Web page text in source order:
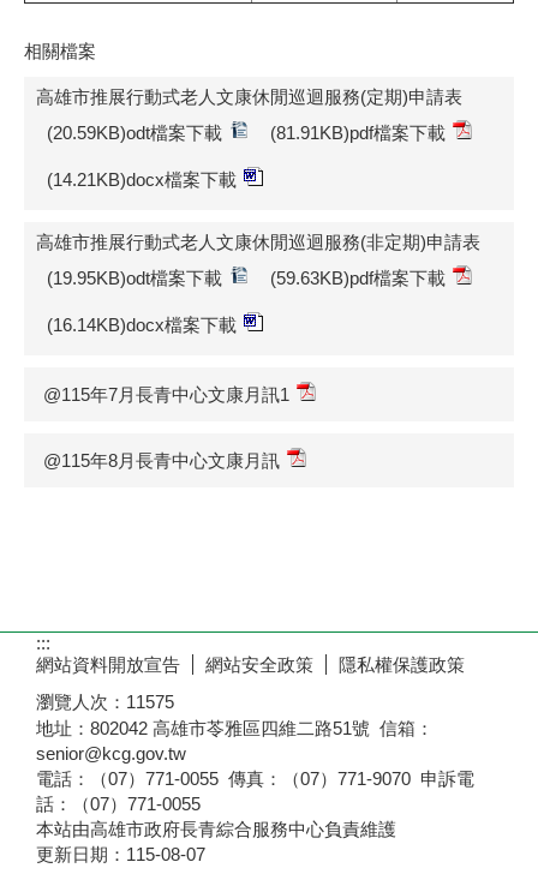
相關檔案
高雄市推展行動式老人文康休閒巡迴服務(定期)申請表
(20.59KB)odt檔案下載
(81.91KB)pdf檔案下載
(14.21KB)docx檔案下載
高雄市推展行動式老人文康休閒巡迴服務(非定期)申請表
(19.95KB)odt檔案下載
(59.63KB)pdf檔案下載
(16.14KB)docx檔案下載
@115年7月長青中心文康月訊1
@115年8月長青中心文康月訊
:::
網站資料開放宣告
網站安全政策
隱私權保護政策
瀏覽人次： 11575
地址：802042 高雄市苓雅區四維二路51號 信箱：
senior@kcg.gov.tw
電話：（07）771-0055 傳真：（07）771-9070 申訴電
話：（07）771-0055
本站由高雄市政府長青綜合服務中心負責維護
更新日期： 115-08-07